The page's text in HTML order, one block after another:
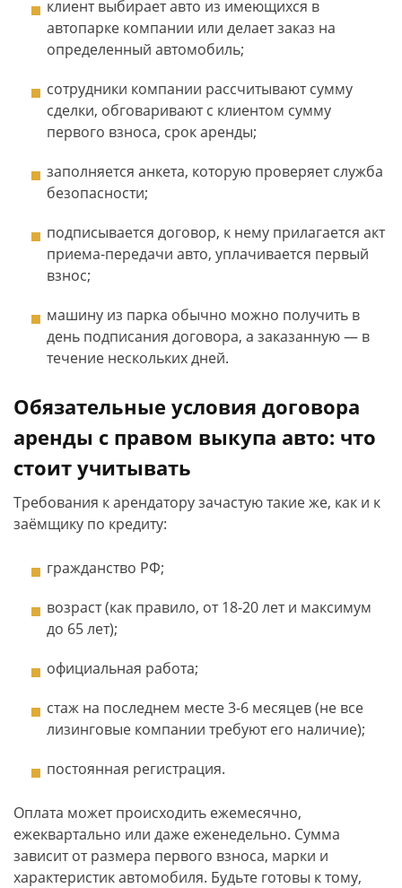
клиент выбирает авто из имеющихся в
автопарке компании или делает заказ на
определенный автомобиль;
сотрудники компании рассчитывают сумму
сделки, обговаривают с клиентом сумму
первого взноса, срок аренды;
заполняется анкета, которую проверяет служба
безопасности;
подписывается договор, к нему прилагается акт
приема-передачи авто, уплачивается первый
взнос;
машину из парка обычно можно получить в
день подписания договора, а заказанную — в
течение нескольких дней.
Обязательные условия договора
аренды с правом выкупа авто: что
стоит учитывать
Требования к арендатору зачастую такие же, как и к
заёмщику по кредиту:
гражданство РФ;
возраст (как правило, от 18-20 лет и максимум
до 65 лет);
официальная работа;
стаж на последнем месте 3-6 месяцев (не все
лизинговые компании требуют его наличие);
постоянная регистрация.
Оплата может происходить ежемесячно,
ежеквартально или даже еженедельно. Сумма
зависит от размера первого взноса, марки и
характеристик автомобиля. Будьте готовы к тому,